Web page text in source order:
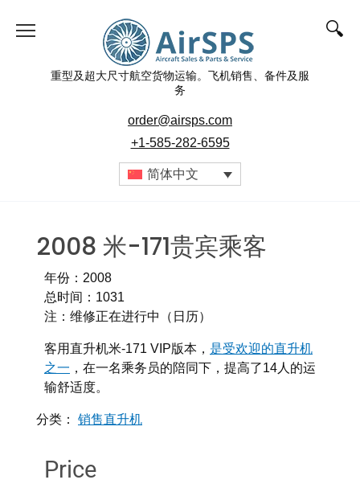
重型及超大尺寸航空货物运输。飞机销售、备件及服
务
order@airsps.com
+1-585-282-6595
简体中文
2008 米-171贵宾乘客
年份：2008
总时间：1031
注：维修正在进行中（日历）
客用直升机米-171 VIP版本， 是受欢迎的直升机
之一 ，在一名乘务员的陪同下，提高了14人的运
输舒适度。
分类： 销售直升机
Price